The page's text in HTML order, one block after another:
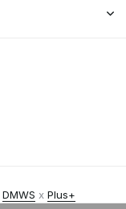
DMWS x Plus+